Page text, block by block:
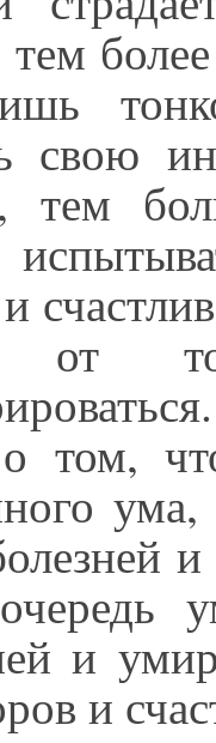
свою
тем
от
том,
и
и